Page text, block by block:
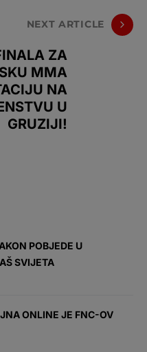
NEXT ARTICLE
ZA
MMA
NA
U
GRUZIJI!
POBJEDE U
SVIJETA
ONLINE JE FNC-OV